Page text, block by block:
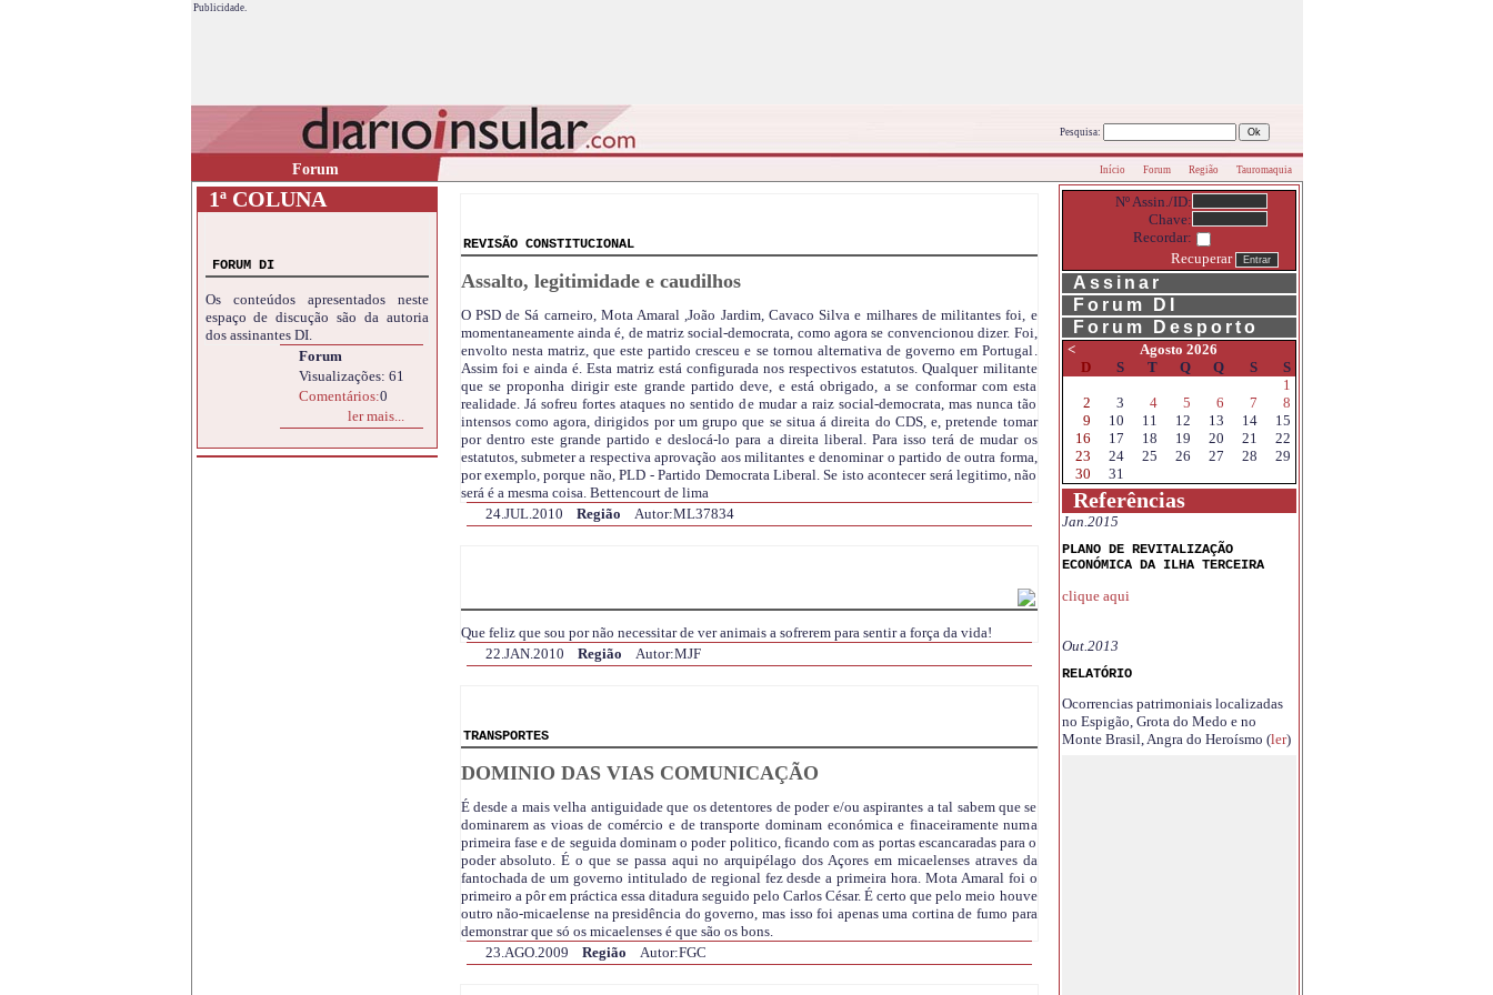
Publicidade.
Pesquisa:
Forum Início Forum Região Tauromaquia
1ª COLUNA
FORUM DI
Os conteúdos apresentados neste
espaço de discução são da autoria
dos assinantes DI.
Forum
Visualizações: 61
Comentários:0
ler mais...
REVISÃO CONSTITUCIONAL
Assalto, legitimidade e caudilhos
O PSD de Sá carneiro, Mota Amaral ,João Jardim, Cavaco Silva e milhares de militantes foi, e
momentaneamente ainda é, de matriz social-democrata, como agora se convencionou dizer. Foi,
envolto nesta matriz, que este partido cresceu e se tornou alternativa de governo em Portugal.
Assim foi e ainda é. Esta matriz está configurada nos respectivos estatutos. Qualquer militante
que se proponha dirigir este grande partido deve, e está obrigado, a se conformar com esta
realidade. Já sofreu fortes ataques no sentido de mudar a raiz social-democrata, mas nunca tão
intensos como agora, dirigidos por um grupo que se situa á direita do CDS, e, pretende tomar
por dentro este grande partido e deslocá-lo para a direita liberal. Para isso terá de mudar os
estatutos, submeter a respectiva aprovação aos militantes e denominar o partido de outra forma,
por exemplo, porque não, PLD - Partido Democrata Liberal. Se isto acontecer será legitimo, não
será é a mesma coisa. Bettencourt de lima
24.JUL.2010
Região Autor:ML37834
Que feliz que sou por não necessitar de ver animais a sofrerem para sentir a força da vida!
22.JAN.2010
Região Autor:MJF
TRANSPORTES
DOMINIO DAS VIAS COMUNICAÇÃO
É desde a mais velha antiguidade que os detentores de poder e/ou aspirantes a tal sabem que se
dominarem as vioas de comércio e de transporte dominam económica e finaceiramente numa
primeira fase e de seguida dominam o poder politico, ficando com as portas escancaradas para o
poder absoluto. É o que se passa aqui no arquipélago dos Açores em micaelenses atraves da
fantochada de um governo intitulado de regional fez desde a primeira hora. Mota Amaral foi o
primeiro a pôr em práctica essa ditadura seguido pelo Carlos César. É certo que pelo meio houve
outro não-micaelense na presidência do governo, mas isso foi apenas uma cortina de fumo para
demonstrar que só os micaelenses é que são os bons.
23.AGO.2009
Região Autor:FGC
Nº Assin./ID:
Chave:
Recordar:
Recuperar
Assinar
Forum DI
Forum Desporto
<
Agosto 2026
D
S T Q Q S
S
1
2
3 4 5 6 7
8
9
10 11 12 13 14
15
16
17 18 19 20 21
22
23
24 25 26 27 28
29
30
31
Referências
Jan.2015
PLANO DE REVITALIZAÇÃO
ECONÓMICA DA ILHA TERCEIRA
clique aqui
Out.2013
RELATÓRIO
Ocorrencias patrimoniais localizadas
no Espigão, Grota do Medo e no
Monte Brasil, Angra do Heroísmo (ler)